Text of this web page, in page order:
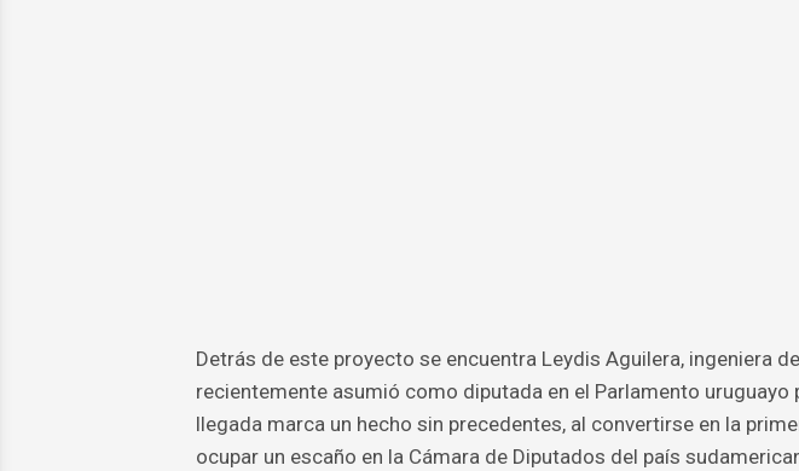
Detrás de este proyecto se encuentra Leydis Aguilera, ingeniera
recientemente asumió como diputada en el Parlamento uruguayo
llegada marca un hecho sin precedentes, al convertirse en la
ocupar un escaño en la Cámara de Diputados del país